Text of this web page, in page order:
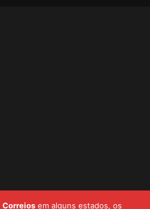
Correios em alguns estados, os